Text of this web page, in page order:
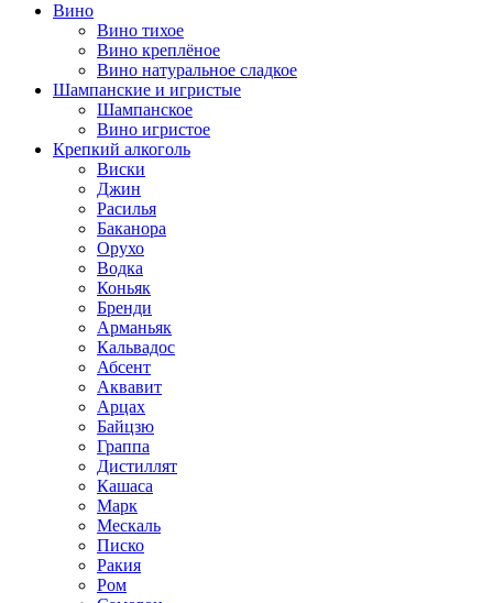
Вино
Вино тихое
Вино креплёное
Вино натуральное сладкое
Шампанские и игристые
Шампанское
Вино игристое
Крепкий алкоголь
Виски
Джин
Расилья
Баканора
Орухо
Водка
Коньяк
Бренди
Арманьяк
Кальвадос
Абсент
Аквавит
Арцах
Байцзю
Граппа
Дистиллят
Кашаса
Марк
Мескаль
Писко
Ракия
Ром